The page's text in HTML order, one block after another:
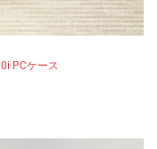
PCケース